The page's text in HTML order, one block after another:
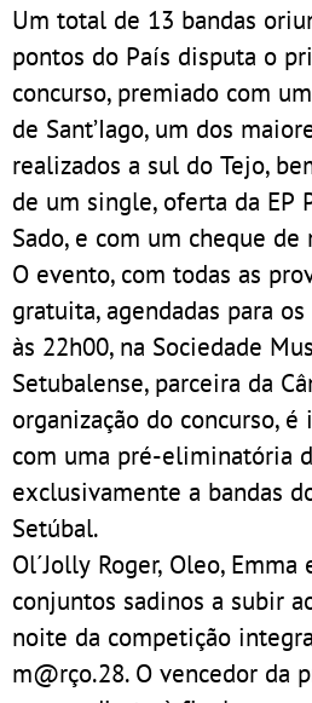
Um total de 13 bandas
pontos do País disputa o
concurso, premiado com
de Sant’Iago, um dos
realizados a sul do Tejo,
de um single, oferta da EP
Sado, e com um
O evento, com todas as
gratuita, agendadas para
às 22h00, na Sociedade
Setubalense, parceira da
organização do concurso,
com uma pré-eliminatória
exclusivamente a bandas
Setúbal.
Ol´Jolly Roger, Oleo,
conjuntos sadinos a subir
noite da competição
m@rço.28. O vencedor da